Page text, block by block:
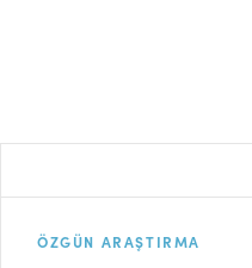
ÖZGÜN ARAŞTIRMA